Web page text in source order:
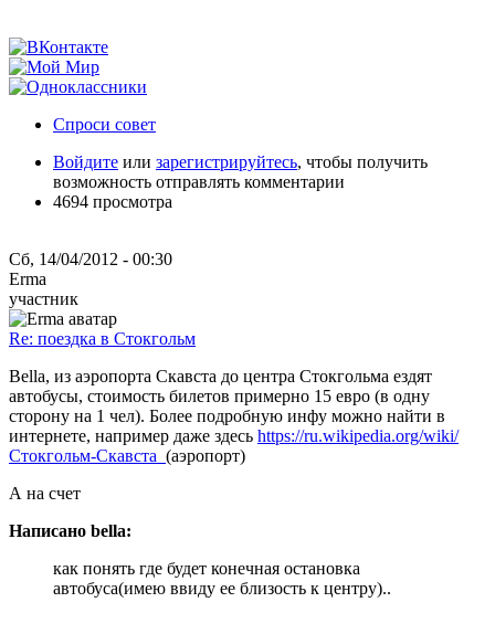
Спроси совет
Войдите или зарегистрируйтесь, чтобы получить
возможность отправлять комментарии
4694 просмотра
Сб, 14/04/2012 - 00:30
Erma
участник
Re: поездка в Стокгольм
Bella, из аэропорта Скавста до центра Стокгольма ездят
автобусы, стоимость билетов примерно 15 евро (в одну
сторону на 1 чел). Более подробную инфу можно найти в
интернете, например даже здесь https://ru.wikipedia.org/wiki/
Стокгольм-Скавста_ (аэропорт)
А на счет
Написано bella:
как понять где будет конечная остановка
автобуса(имею ввиду ее близость к центру)..